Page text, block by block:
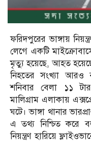
ফরিদপুরের ভাঙ্গায়
লেগে একটি
মৃত্যু হয়েছে, আহত
নিহতের সংখ্যা আরও
শনিবার বেলা ১১
মালিগ্রাম এলাকায়
ঘটে। ভাঙ্গা থানার
এ তথ্য নিশ্চিত করে
নিয়ন্ত্রণ হারিয়ে